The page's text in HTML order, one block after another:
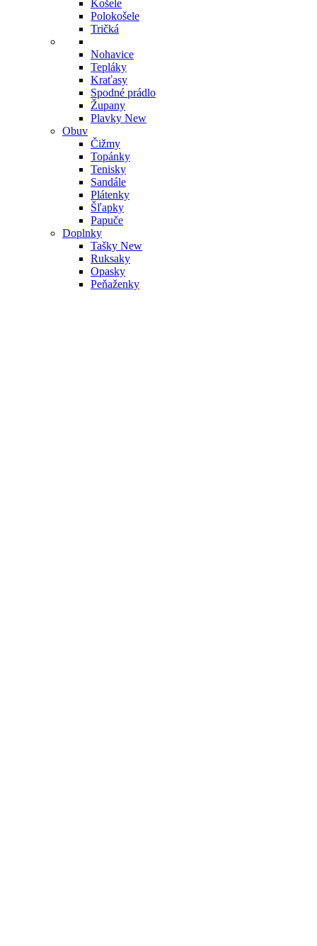
Košele
Polokošele
Tričká
Nohavice
Tepláky
Kraťasy
Spodné prádlo
Župany
Plavky New
Obuv
Čižmy
Topánky
Tenisky
Sandále
Plátenky
Šľapky
Papuče
Doplnky
Tašky New
Ruksaky
Opasky
Peňaženky